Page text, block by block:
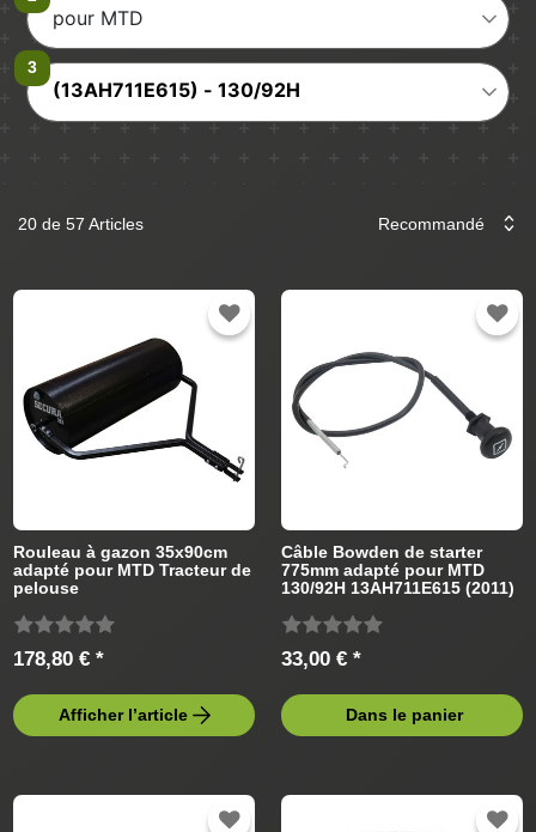
pour MTD
(13AH711E615) - 130/92H
20 de 57 Articles
Rouleau à gazon 35x90cm
adapté pour MTD Tracteur de
pelouse
178,80 € *
Afficher l’article
Câble Bowden de starter
775mm adapté pour MTD
130/92H 13AH711E615 (2011)
33,00 € *
Dans le panier